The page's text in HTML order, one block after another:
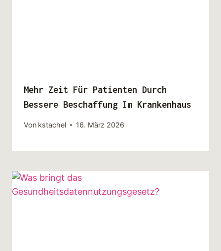
Mehr Zeit Für Patienten Durch
Bessere Beschaffung Im Krankenhaus
Von kstachel 16. März 2026